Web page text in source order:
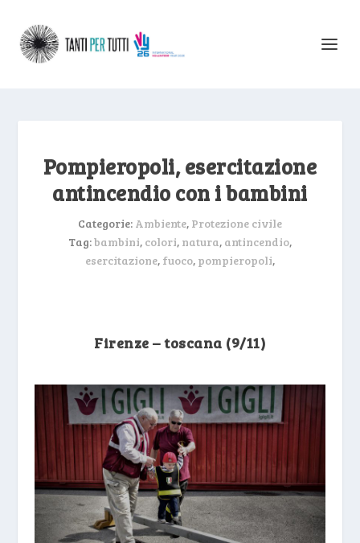
Pompieropoli, esercitazione
antincendio con i bambini
Categorie: Ambiente, Protezione civile
Tag:bambini, colori, natura, antincendio,
esercitazione, fuoco, pompieropoli,
Firenze – toscana (9/11)